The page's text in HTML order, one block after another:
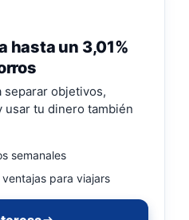
hasta un 3,01%
separar objetivos,
usar tu dinero también
semanales
para viajars